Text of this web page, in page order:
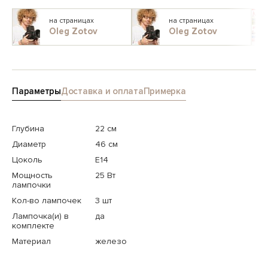
на страницах
Oleg Zotov
на страницах
Oleg Zotov
ПараметрыДоставка и оплатаПримерка
Глубина
22 см
Диаметр
46 см
Цоколь
E14
Мощность
лампочки
25 Вт
Кол-во лампочек
3 шт
Лампочка(и) в
комплекте
да
Материал
железо